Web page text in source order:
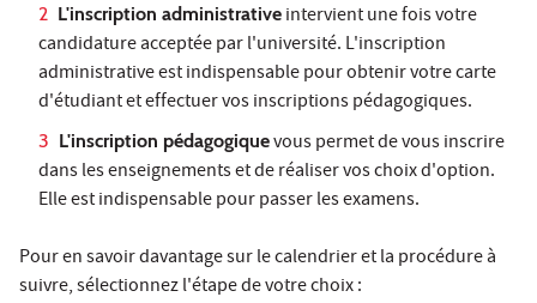
L'inscription administrative intervient une fois votre
candidature acceptée par l'université. L'inscription
administrative est indispensable pour obtenir votre carte
d'étudiant et effectuer vos inscriptions pédagogiques.
L'inscription pédagogiquevous permet de vous inscrire
dans les enseignements et de réaliser vos choix d'option.
Elle est indispensable pour passer les examens.
Pour en savoir davantage sur le calendrier et la procédure à
suivre, sélectionnez l'étape de votre choix :